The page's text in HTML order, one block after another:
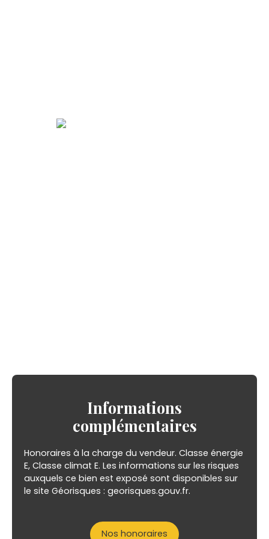
Informations
complémentaires
Honoraires à la charge du vendeur. Classe énergie
E, Classe climat E. Les informations sur les risques
auxquels ce bien est exposé sont disponibles sur
le site Géorisques : georisques.gouv.fr.
Nos honoraires